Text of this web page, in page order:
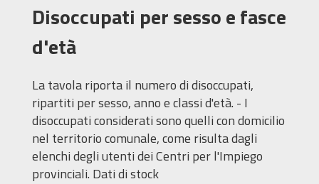
Disoccupati per sesso e fasce
d'età
La tavola riporta il numero di disoccupati,
ripartiti per sesso, anno e classi d'età. - I
disoccupati considerati sono quelli con domicilio
nel territorio comunale, come risulta dagli
elenchi degli utenti dei Centri per l'Impiego
provinciali. Dati di stock